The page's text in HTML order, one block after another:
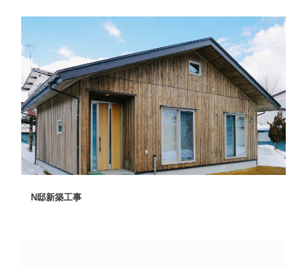
N邸新築工事